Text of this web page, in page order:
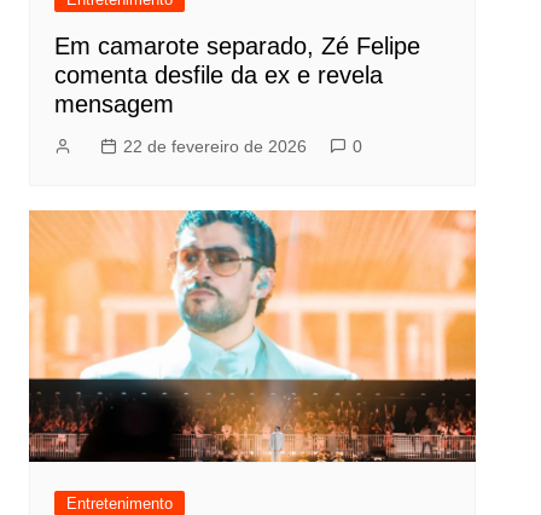
Em camarote separado, Zé Felipe
comenta desfile da ex e revela
mensagem
22 de fevereiro de 2026 0
Entretenimento